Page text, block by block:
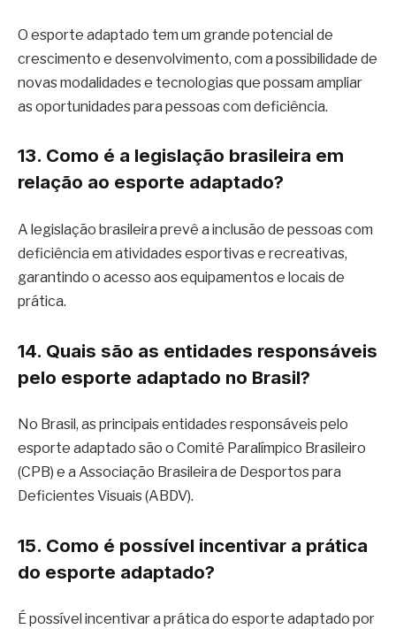
O esporte adaptado tem um grande potencial de
crescimento e desenvolvimento, com a possibilidade de
novas modalidades e tecnologias que possam ampliar
as oportunidades para pessoas com deficiência.
13. Como é a legislação brasileira em
relação ao esporte adaptado?
A legislação brasileira prevê a inclusão de pessoas com
deficiência em atividades esportivas e recreativas,
garantindo o acesso aos equipamentos e locais de
prática.
14. Quais são as entidades responsáveis
pelo esporte adaptado no Brasil?
No Brasil, as principais entidades responsáveis pelo
esporte adaptado são o Comitê Paralímpico Brasileiro
(CPB) e a Associação Brasileira de Desportos para
Deficientes Visuais (ABDV).
15. Como é possível incentivar a prática
do esporte adaptado?
É possível incentivar a prática do esporte adaptado por